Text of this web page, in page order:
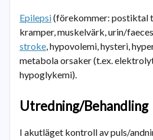
Epilepsi(förekommer: postiktal
kramper, muskelvärk, urin/
stroke, hypovolemi, hysteri,
metabola orsaker (t.ex.
hypoglykemi).
Utredning/Behandling
I akutläget kontroll av puls/